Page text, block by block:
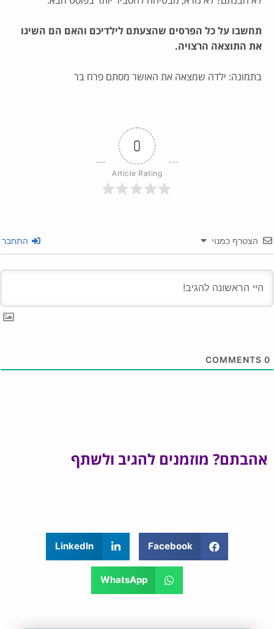
תחשבו על כל הפרסים שהצעתם לילדיכם והאם הם השיגו
את התוצאה הרצויה.
בתמונה: ילדה שמצאה את האושר מסתם פרח בר
0
Article Rating
הצטרף כמנוי התחבר
0
אהבתם? מוזמנים להגיב ולשתף
Facebook
LinkedIn
WhatsApp